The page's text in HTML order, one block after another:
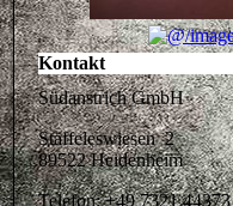
Kontakt
Südanstrich GmbH
Stäffeleswiesen 2
89522 Heidenheim
Telefon: +49 7321 44373